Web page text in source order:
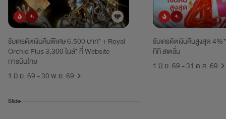
ยอดนิยมมาใหม่
รับเครดิตเงินคืนพิเศษ 6,500 บาท* + Royal
Orchid Plus 3,300 ไมล์* ที่ Website
การบินไทย
1 มิ.ย. 69 - 30 พ.ย. 69
ยอดนิยมมาใหม่
รับเครดิตเงินคืนสูงสุด
ทีที สเตชั่น
1 มิ.ย. 69 - 31 ต.ค. 69
Slide